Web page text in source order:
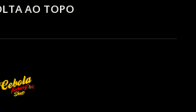
AO TOPO